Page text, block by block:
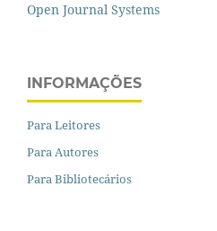
Open Journal Systems
INFORMAÇÕES
Para Leitores
Para Autores
Para Bibliotecários